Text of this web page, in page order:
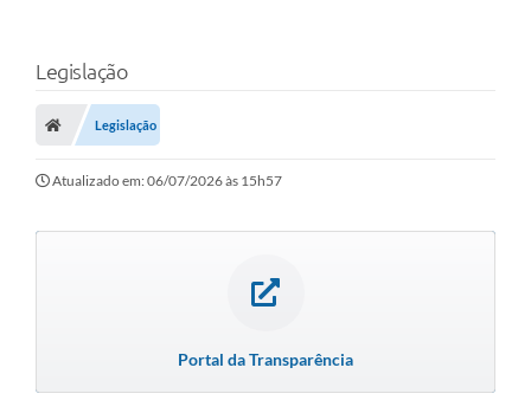
Legislação
Legislação
Atualizado em: 06/07/2026 às 15h57
Portal da Transparência